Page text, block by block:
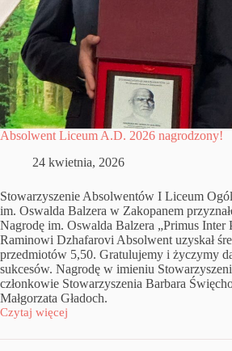
Absolwent Liceum A.D. 2026 nagrodzony!
24 kwietnia, 2026
Stowarzyszenie Absolwentów I Liceum
im. Oswalda Balzera w Zakopanem
Nagrodę im. Oswalda Balzera „Primus Inter
Raminowi Dzhafarovi Absolwent uzyskał
przedmiotów 5,50. Gratulujemy i życzymy
sukcesów. Nagrodę w imieniu
członkowie Stowarzyszenia Barbara
Małgorzata Gładoch.
Czytaj więcej
Absolwent